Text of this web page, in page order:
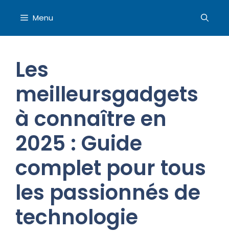
Menu
Les
meilleursgadgets
à connaître en
2025 : Guide
complet pour tous
les passionnés de
technologie